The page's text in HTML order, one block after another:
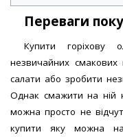
Переваги
Купити горіхову
незвичайних смакових
салати або зробити
Однак смажити на ній
можна просто не
купити яку можна на